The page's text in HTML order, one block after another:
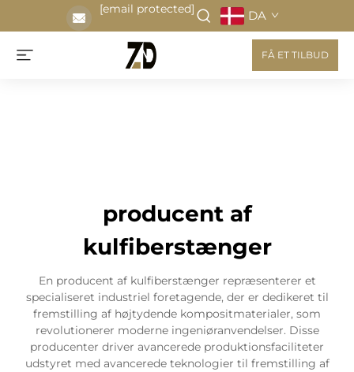
[email protected] DA
FÅ ET TILBUD
producent af
kulfiberstænger
En producent af kulfiberstænger repræsenterer et
specialiseret industriel foretagende, der er dedikeret til
fremstilling af højtydende kompositmaterialer, som
revolutionerer moderne ingeniøranvendelser. Disse
producenter driver avancerede produktionsfaciliteter
udstyret med avancerede teknologier til fremstilling af